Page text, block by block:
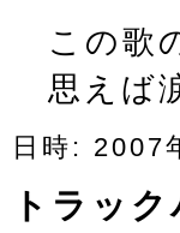
この歌
思えば
日時: 2007
トラッ